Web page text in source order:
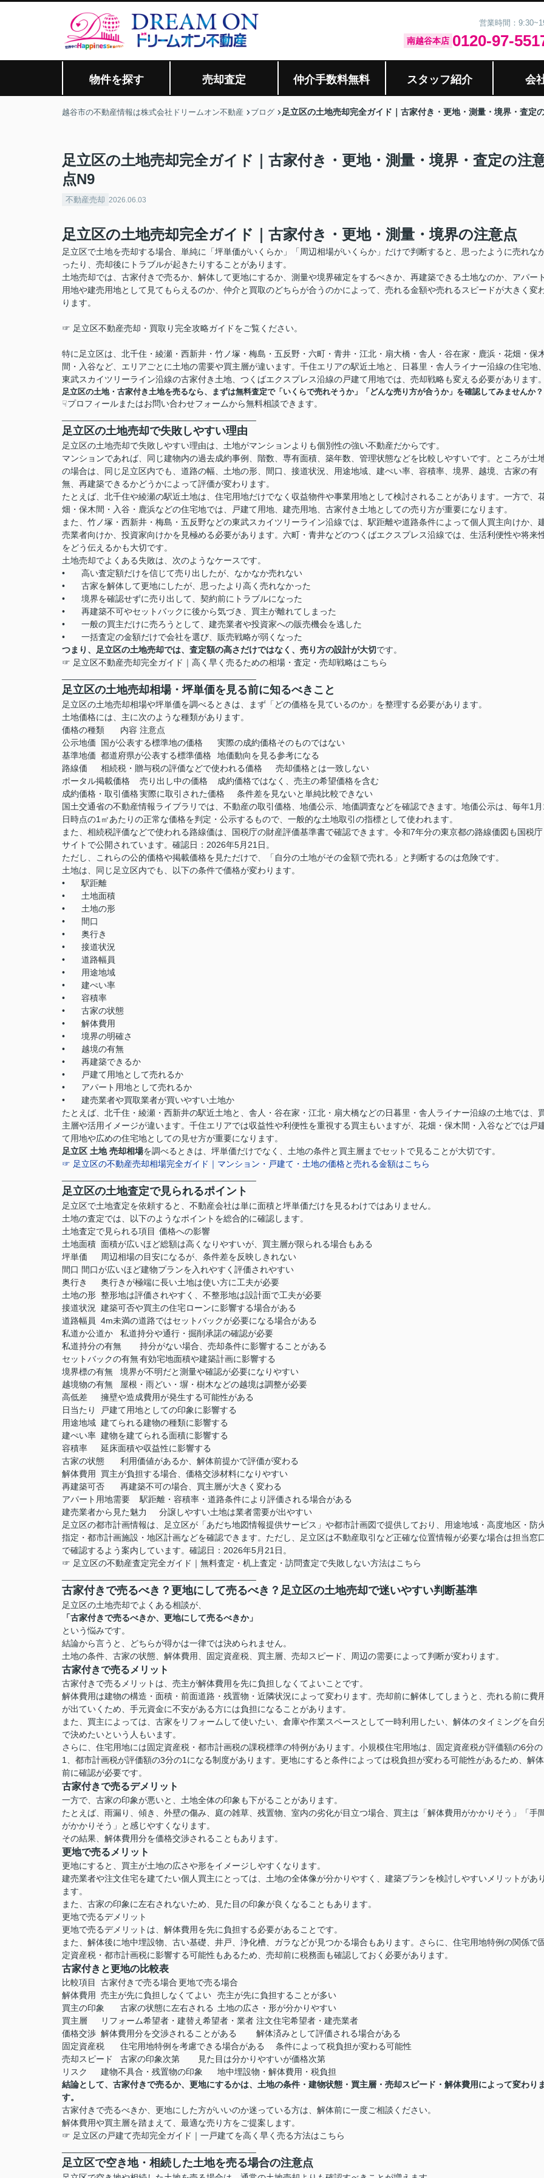
営業時間：
南越谷本店 0120-97-
物件を探す 売却査定 仲介手数料無料 スタッフ紹介 会
越谷市の不動産情報は株式会社ドリームオン不動産 ブログ 足立区の土地売却完全ガイド｜古家付き・更地・測量・境界・査定
足立区の土地売却完全ガイド｜古家付き・更地・測量・境界・査定の注
点N9
不動産売却 2026.06.03
足立区の土地売却完全ガイド｜古家付き・更地・測量・境界の注意点
足立区で土地を売却する場合、単純に「坪単価がいくらか」「周辺相場がいくらか」だけで判断すると、思ったように売れな
ったり、売却後にトラブルが起きたりすることがあります。
土地売却では、古家付きで売るか、解体して更地にするか、測量や境界確定をするべきか、再建築できる土地なのか、アパー
用地や建売用地として見てもらえるのか、仲介と買取のどちらが合うのかによって、売れる金額や売れるスピードが大きく変
ります。
☞ 足立区不動産売却・買取り完全攻略ガイドをご覧ください。
特に足立区は、北千住・綾瀬・西新井・竹ノ塚・梅島・五反野・六町・青井・江北・扇大橋・舎人・谷在家・鹿浜・花畑・保
間・入谷など、エリアごとに土地の需要や買主層が違います。千住エリアの駅近土地と、日暮里・舎人ライナー沿線の住宅地
東武スカイツリーライン沿線の古家付き土地、つくばエクスプレス沿線の戸建て用地では、売却戦略も変える必要があります
足立区の土地・古家付き土地を売るなら、まずは無料査定で「いくらで売れそうか」「どんな売り方が合うか」を確認してみませんか？
☟プロフィールまたはお問い合わせフォームから無料相談できます。
足立区の土地売却で失敗しやすい理由
足立区の土地売却で失敗しやすい理由は、土地がマンションよりも個別性の強い不動産だからです。
マンションであれば、同じ建物内の過去成約事例、階数、専有面積、築年数、管理状態などを比較しやすいです。ところが土
の場合は、同じ足立区内でも、道路の幅、土地の形、間口、接道状況、用途地域、建ぺい率、容積率、境界、越境、古家の有
無、再建築できるかどうかによって評価が変わります。
たとえば、北千住や綾瀬の駅近土地は、住宅用地だけでなく収益物件や事業用地として検討されることがあります。一方で、
畑・保木間・入谷・鹿浜などの住宅地では、戸建て用地、建売用地、古家付き土地としての売り方が重要になります。
また、竹ノ塚・西新井・梅島・五反野などの東武スカイツリーライン沿線では、駅距離や道路条件によって個人買主向けか、
売業者向けか、投資家向けかを見極める必要があります。六町・青井などのつくばエクスプレス沿線では、生活利便性や将来
をどう伝えるかも大切です。
土地売却でよくある失敗は、次のようなケースです。
•
高い査定額だけを信じて売り出したが、なかなか売れない
•
古家を解体して更地にしたが、思ったより高く売れなかった
•
境界を確認せずに売り出して、契約前にトラブルになった
•
再建築不可やセットバックに後から気づき、買主が離れてしまった
•
一般の買主だけに売ろうとして、建売業者や投資家への販売機会を逃した
•
一括査定の金額だけで会社を選び、販売戦略が弱くなった
つまり、足立区の土地売却では、査定額の高さだけではなく、売り方の設計が大切です。
☞ 足立区不動産売却完全ガイド｜高く早く売るための相場・査定・売却戦略はこちら
足立区の土地売却相場・坪単価を見る前に知るべきこと
足立区の土地売却相場や坪単価を調べるときは、まず「どの価格を見ているのか」を整理する必要があります。
土地価格には、主に次のような種類があります。
価格の種類
内容 注意点
公示地価
国が公表する標準地の価格
実際の成約価格そのものではない
基準地価 都道府県が公表する標準価格
地価動向を見る参考になる
路線価
相続税・贈与税の評価などで使われる価格
売却価格とは一致しない
ポータル掲載価格
売り出し中の価格
成約価格ではなく、売主の希望価格を含む
成約価格・取引価格実際に取引された価格
条件差を見ないと単純比較できない
国土交通省の不動産情報ライブラリでは、不動産の取引価格、地価公示、地価調査などを確認できます。地価公示は、毎年1
日時点の1㎡あたりの正常な価格を判定・公示するもので、一般的な土地取引の指標として使われます。
また、相続税評価などで使われる路線価は、国税庁の財産評価基準書で確認できます。令和7年分の東京都の路線価図も国税庁
サイトで公開されています。確認日：2026年5月21日。
ただし、これらの公的価格や掲載価格を見ただけで、「自分の土地がその金額で売れる」と判断するのは危険です。
土地は、同じ足立区内でも、以下の条件で価格が変わります。
•
駅距離
•
土地面積
•
土地の形
•
間口
•
奥行き
•
接道状況
•
道路幅員
•
用途地域
•
建ぺい率
•
容積率
•
古家の状態
•
解体費用
•
境界の明確さ
•
越境の有無
•
再建築できるか
•
戸建て用地として売れるか
•
アパート用地として売れるか
•
建売業者や買取業者が買いやすい土地か
たとえば、北千住・綾瀬・西新井の駅近土地と、舎人・谷在家・江北・扇大橋などの日暮里・舎人ライナー沿線の土地では、
主層や活用イメージが違います。千住エリアでは収益性や利便性を重視する買主もいますが、花畑・保木間・入谷などでは戸
て用地や広めの住宅地としての見せ方が重要になります。
足立区 土地 売却相場を調べるときは、坪単価だけでなく、土地の条件と買主層までセットで見ることが大切です。
☞ 足立区の不動産売却相場完全ガイド｜マンション・戸建て・土地の価格と売れる金額はこちら
足立区の土地査定で見られるポイント
足立区で土地査定を依頼すると、不動産会社は単に面積と坪単価だけを見るわけではありません。
土地の査定では、以下のようなポイントを総合的に確認します。
土地査定で見られる項目 価格への影響
土地面積 面積が広いほど総額は高くなりやすいが、買主層が限られる場合もある
坪単価
周辺相場の目安になるが、条件差を反映しきれない
間口 間口が広いほど建物プランを入れやすく評価されやすい
奥行き
奥行きが極端に長い土地は使い方に工夫が必要
土地の形 整形地は評価されやすく、不整形地は設計面で工夫が必要
接道状況
建築可否や買主の住宅ローンに影響する場合がある
道路幅員
4m未満の道路ではセットバックが必要になる場合がある
私道か公道か
私道持分や通行・掘削承諾の確認が必要
私道持分の有無
持分がない場合、売却条件に影響することがある
セットバックの有無有効宅地面積や建築計画に影響する
境界標の有無
境界が不明だと測量や確認が必要になりやすい
越境物の有無
屋根・雨どい・塀・樹木などの越境は調整が必要
高低差
擁壁や造成費用が発生する可能性がある
日当たり
戸建て用地としての印象に影響する
用途地域 建てられる建物の種類に影響する
建ぺい率 建物を建てられる面積に影響する
容積率
延床面積や収益性に影響する
古家の状態
利用価値があるか、解体前提かで評価が変わる
解体費用
買主が負担する場合、価格交渉材料になりやすい
再建築可否
再建築不可の場合、買主層が大きく変わる
アパート用地需要
駅距離・容積率・道路条件により評価される場合がある
建売業者から見た魅力
分譲しやすい土地は業者需要が出やすい
足立区の都市計画情報は、足立区が「あだち地図情報提供サービス」や都市計画図で提供しており、用途地域・高度地区・防
指定・都市計画施設・地区計画などを確認できます。ただし、足立区は不動産取引など正確な位置情報が必要な場合は担当窓
で確認するよう案内しています。確認日：2026年5月21日。
☞ 足立区の不動産査定完全ガイド｜無料査定・机上査定・訪問査定で失敗しない方法はこちら
古家付きで売るべき？更地にして売るべき？足立区の土地売却で迷いやすい判断基準
足立区の土地売却でよくある相談が、
「古家付きで売るべきか、更地にして売るべきか」
という悩みです。
結論から言うと、どちらが得かは一律では決められません。
土地の条件、古家の状態、解体費用、固定資産税、買主層、売却スピード、周辺の需要によって判断が変わります。
古家付きで売るメリット
古家付きで売るメリットは、売主が解体費用を先に負担しなくてよいことです。
解体費用は建物の構造・面積・前面道路・残置物・近隣状況によって変わります。売却前に解体してしまうと、売れる前に費
が出ていくため、手元資金に不安がある方には負担になることがあります。
また、買主によっては、古家をリフォームして使いたい、倉庫や作業スペースとして一時利用したい、解体のタイミングを自
で決めたいという人もいます。
さらに、住宅用地には固定資産税・都市計画税の課税標準の特例があります。小規模住宅用地は、固定資産税が評価額の6分の
1、都市計画税が評価額の3分の1になる制度があります。更地にすると条件によっては税負担が変わる可能性があるため、解体
前に確認が必要です。
古家付きで売るデメリット
一方で、古家の印象が悪いと、土地全体の印象も下がることがあります。
たとえば、雨漏り、傾き、外壁の傷み、庭の雑草、残置物、室内の劣化が目立つ場合、買主は「解体費用がかかりそう」「手
がかかりそう」と感じやすくなります。
その結果、解体費用分を価格交渉されることもあります。
更地で売るメリット
更地にすると、買主が土地の広さや形をイメージしやすくなります。
建売業者や注文住宅を建てたい個人買主にとっては、土地の全体像が分かりやすく、建築プランを検討しやすいメリットがあ
ます。
また、古家の印象に左右されないため、見た目の印象が良くなることもあります。
更地で売るデメリット
更地で売るデメリットは、解体費用を先に負担する必要があることです。
また、解体後に地中埋設物、古い基礎、井戸、浄化槽、ガラなどが見つかる場合もあります。さらに、住宅用地特例の関係で
定資産税・都市計画税に影響する可能性もあるため、売却前に税務面も確認しておく必要があります。
古家付きと更地の比較表
比較項目 古家付きで売る場合更地で売る場合
解体費用
売主が先に負担しなくてよい
売主が先に負担することが多い
買主の印象
古家の状態に左右される 土地の広さ・形が分かりやすい
買主層
リフォーム希望者・建替え希望者・業者 注文住宅希望者・建売業者
価格交渉 解体費用分を交渉されることがある
解体済みとして評価される場合がある
固定資産税
住宅用地特例を考慮できる場合がある
条件によって税負担が変わる可能性
売却スピード
古家の印象次第
見た目は分かりやすいが価格次第
リスク
建物不具合・残置物の印象
地中埋設物・解体費用・税負担
結論として、古家付きで売るか、更地にするかは、土地の条件・建物状態・買主層・売却スピード・解体費用によって変わり
す。
古家付きで売るべきか、更地にした方がいいのか迷っている方は、解体前に一度ご相談ください。
解体費用や買主層を踏まえて、最適な売り方をご提案します。
☞ 足立区の戸建て売却完全ガイド｜一戸建てを高く早く売る方法はこちら
足立区で空き地・相続した土地を売る場合の注意点